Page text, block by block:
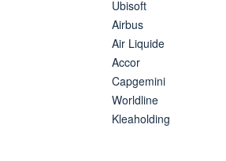
Ubisoft
Airbus
Air Liquide
Accor
Capgemini
Worldline
Kleaholding